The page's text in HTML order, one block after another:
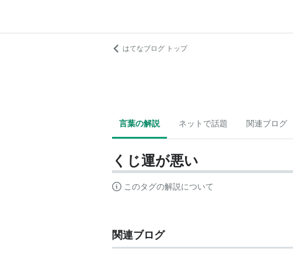
はてなブログ トップ
言葉の解説 ネットで話題 関連ブログ
くじ運が悪い
このタグの解説について
関連ブログ